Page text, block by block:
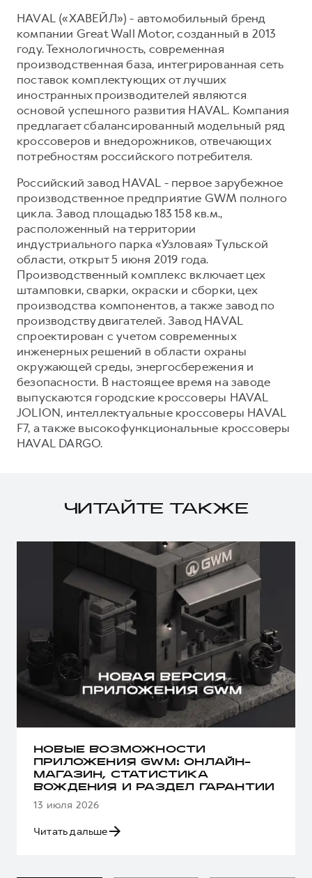
HAVAL («ХАВЕЙЛ») - автомобильный бренд
компании Great Wall Motor, созданный в 2013
году. Технологичность, современная
производственная база, интегрированная сеть
поставок комплектующих от лучших
иностранных производителей являются
основой успешного развития HAVAL. Компания
предлагает сбалансированный модельный ряд
кроссоверов и внедорожников, отвечающих
потребностям российского потребителя.
Российский завод HAVAL - первое зарубежное
производственное предприятие GWM полного
цикла. Завод площадью 183 158 кв.м.,
расположенный на территории
индустриального парка «Узловая» Тульской
области, открыт 5 июня 2019 года.
Производственный комплекс включает цех
штамповки, сварки, окраски и сборки, цех
производства компонентов, а также завод по
производству двигателей. Завод HAVAL
спроектирован с учетом современных
инженерных решений в области охраны
окружающей среды, энергосбережения и
безопасности. В настоящее время на заводе
выпускаются городские кроссоверы HAVAL
JOLION, интеллектуальные кроссоверы HAVAL
F7, а также высокофункциональные кроссоверы
HAVAL DARGO.
ЧИТАЙТЕ ТАКЖЕ
НОВЫЕ ВОЗМОЖНОСТИ
ПРИЛОЖЕНИЯ GWM: ОНЛАЙН-
МАГАЗИН, СТАТИСТИКА
ВОЖДЕНИЯ И РАЗДЕЛ ГАРАНТИИ
13 июля 2026
Читать дальше